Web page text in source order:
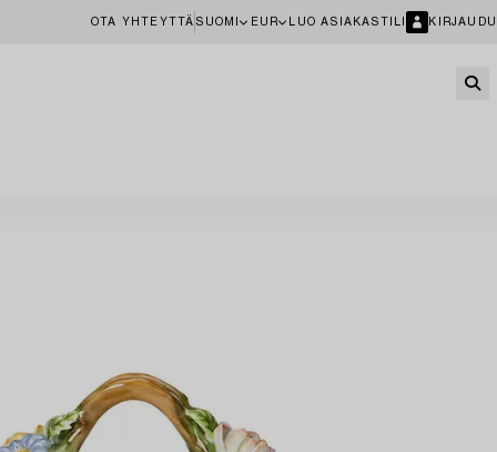
OTA YHTEYTTÄ SUOMI EUR LUO ASIAKASTILI KIRJAUDU